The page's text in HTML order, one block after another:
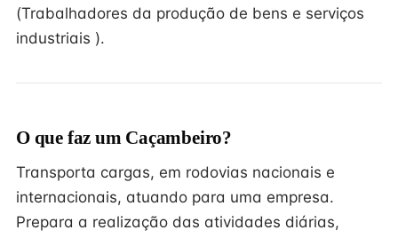
(Trabalhadores da produção de bens e serviços
industriais ).
O que faz um Caçambeiro?
Transporta cargas, em rodovias nacionais e
internacionais, atuando para uma empresa.
Prepara a realização das atividades diárias,